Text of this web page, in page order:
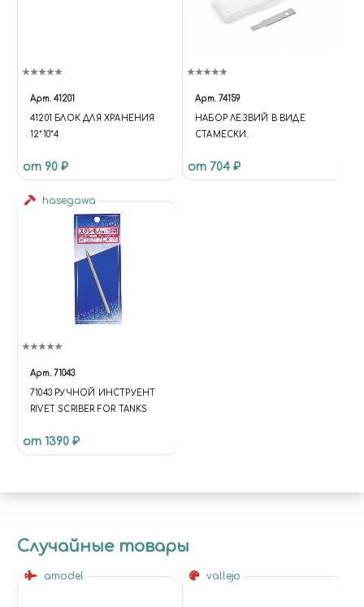
Арт. 41201
41201 БЛОК ДЛЯ ХРАНЕНИЯ
12*10*4
от 90 ₽
Арт. 74159
НАБОР ЛЕЗВИЙ В ВИДЕ
СТАМЕСКИ.
от 704 ₽
hasegawa
Арт. 71043
71043 РУЧНОЙ ИНСТРУЕНТ
RIVET SCRIBER FOR TANKS
от 1390 ₽
Случайные товары
amodel vallejo